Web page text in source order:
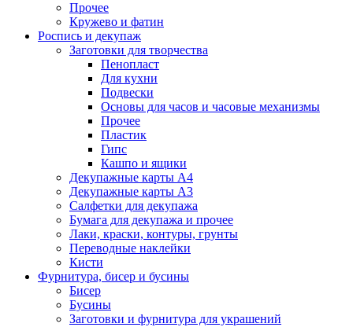
Прочее
Кружево и фатин
Роспись и декупаж
Заготовки для творчества
Пенопласт
Для кухни
Подвески
Основы для часов и часовые механизмы
Прочее
Пластик
Гипс
Кашпо и ящики
Декупажные карты А4
Декупажные карты А3
Салфетки для декупажа
Бумага для декупажа и прочее
Лаки, краски, контуры, грунты
Переводные наклейки
Кисти
Фурнитура, бисер и бусины
Бисер
Бусины
Заготовки и фурнитура для украшений